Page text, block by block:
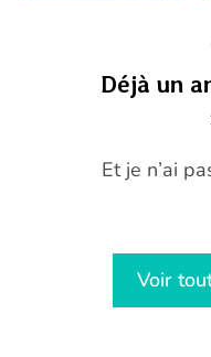
Déjà un
Et je n’ai
Voir